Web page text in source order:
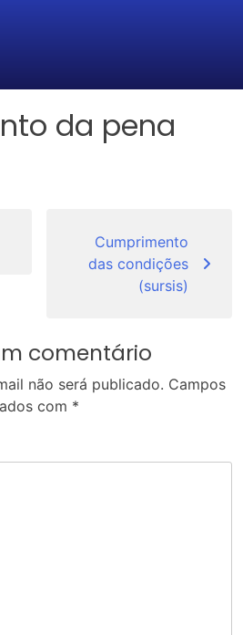
da pena
Cumprimento
das condições
(sursis)
comentário
não será publicado. Campos
com *